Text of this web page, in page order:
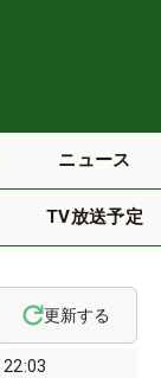
ニュース
TV放送予定
22:03
更新する